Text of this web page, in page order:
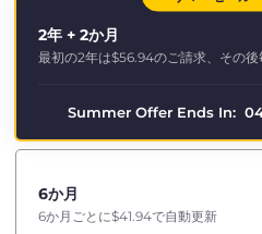
2年 + 2か月
最初の2年は$56.94のご請求、その後
Summer Offer Ends In:
6か月
6か月ごとに$41.94で自動更新